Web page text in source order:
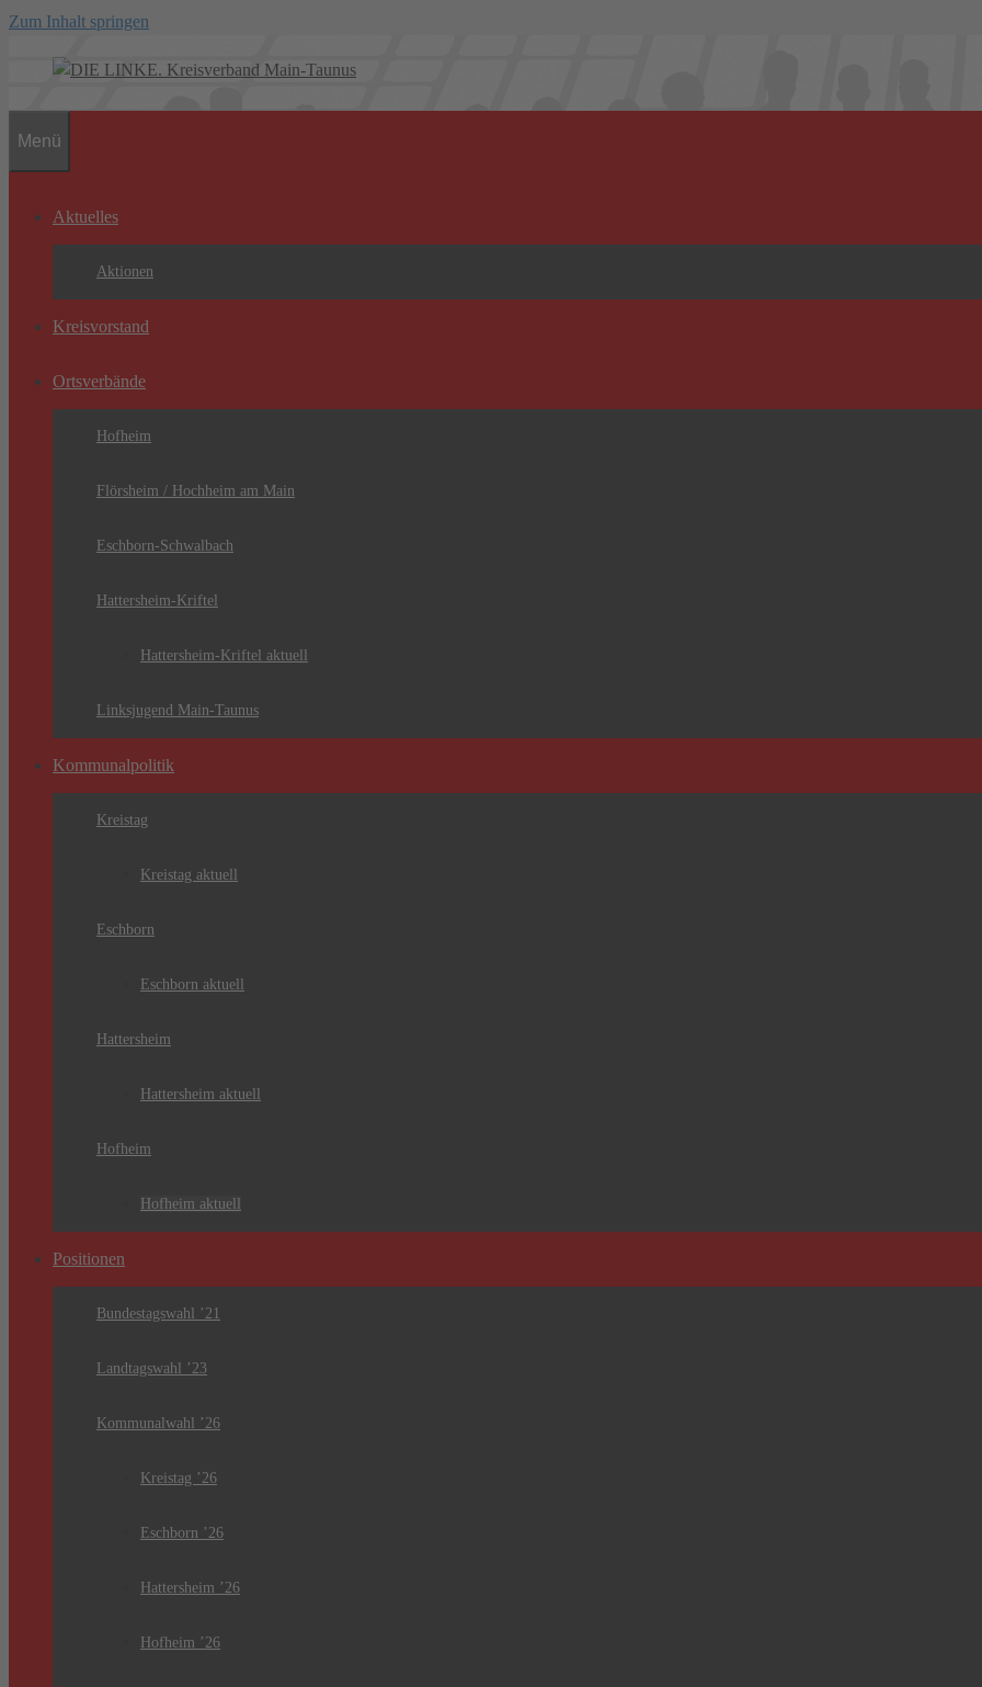
Zum Inhalt springen
Menü
Aktuelles
Aktionen
Kreisvorstand
Ortsverbände
Hofheim
Flörsheim / Hochheim am Main
Eschborn-Schwalbach
Hattersheim-Kriftel
Hattersheim-Kriftel aktuell
Linksjugend Main-Taunus
Kommunalpolitik
Kreistag
Kreistag aktuell
Eschborn
Eschborn aktuell
Hattersheim
Hattersheim aktuell
Hofheim
Hofheim aktuell
Positionen
Bundestagswahl ’21
Landtagswahl ’23
Kommunalwahl ’26
Kreistag ’26
Eschborn ’26
Hattersheim ’26
Hofheim ’26